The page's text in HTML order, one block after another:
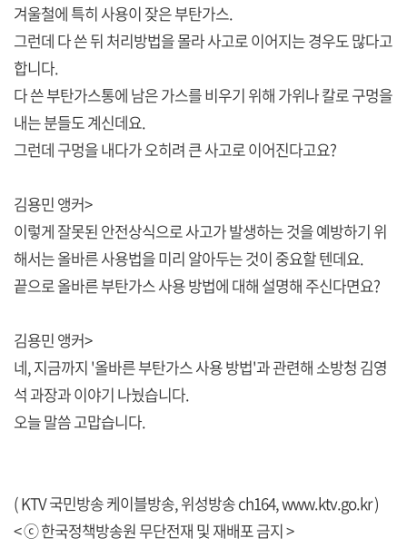
겨울철에 특히 사용이 잦은 부탄가스.
그런데 다 쓴 뒤 처리방법을 몰라 사고로 이어지는 경우도 많다고
합니다.
다 쓴 부탄가스통에 남은 가스를 비우기 위해 가위나 칼로 구멍을
내는 분들도 계신데요.
그런데 구멍을 내다가 오히려 큰 사고로 이어진다고요?
김용민 앵커>
이렇게 잘못된 안전상식으로 사고가 발생하는 것을 예방하기 위
해서는 올바른 사용법을 미리 알아두는 것이 중요할 텐데요.
끝으로 올바른 부탄가스 사용 방법에 대해 설명해 주신다면요?
김용민 앵커>
네, 지금까지 '올바른 부탄가스 사용 방법'과 관련해 소방청 김영
석 과장과 이야기 나눴습니다.
오늘 말씀 고맙습니다.
( KTV 국민방송 케이블방송, 위성방송 ch164,www.ktv.go.kr)
< ⓒ 한국정책방송원 무단전재 및 재배포 금지 >